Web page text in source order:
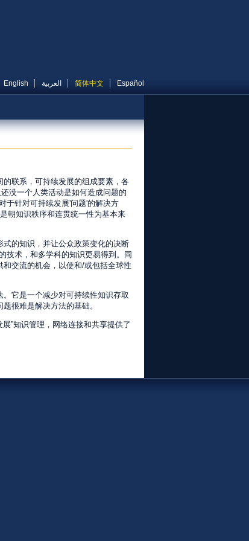
English العربية 简体中文 Español
联系，可持续发展的组成要素，各
没一个人类活动是如何造成问题的
于针对可持续发展'问题'的解决方
朝知识秩序和连贯统一性为基本来
的知识，并让公众政策变化的决断
技术，和多学科的知识更易得到。同
和交流的机会，以使和/或包括全球性
它是一个减少对可持续性知识存取
很难是解决方法的基础。
”知识管理，网络连接和共享提供了